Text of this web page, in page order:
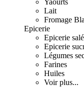
Yaourts
Lait
Fromage
Epicerie
Epicerie
Epicerie
Légumes
Farines
Huiles
Voir plus...